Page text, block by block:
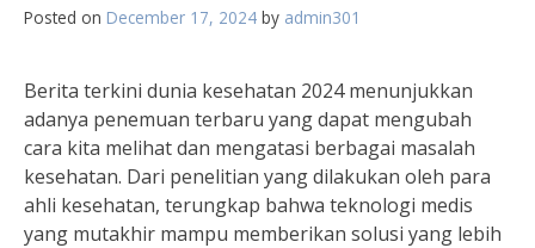
Posted on December 17, 2024 by admin301
Berita terkini dunia kesehatan 2024 menunjukkan
adanya penemuan terbaru yang dapat mengubah
cara kita melihat dan mengatasi berbagai masalah
kesehatan. Dari penelitian yang dilakukan oleh para
ahli kesehatan, terungkap bahwa teknologi medis
yang mutakhir mampu memberikan solusi yang lebih